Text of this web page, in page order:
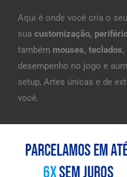
Aqui é onde você cria o
sua customização,
também mouses, teclados,
desempenho no jogo e
setup, Artes únicas e de
você.